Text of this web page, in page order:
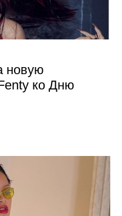
новую
ко Дню